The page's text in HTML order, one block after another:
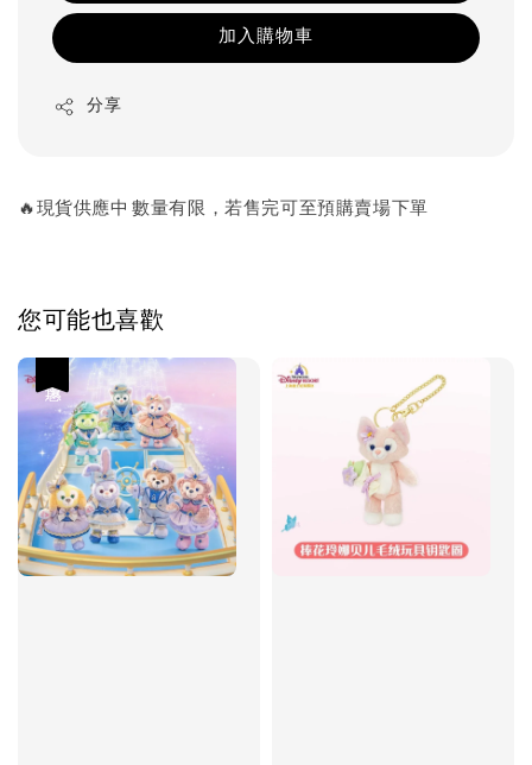
加入購物車
分享
🔥現貨供應中 數量有限，若售完可至預購賣場下單
您可能也喜歡